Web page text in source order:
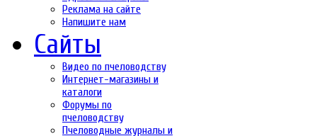
Реклама на сайте
Напишите нам
Сайты
Видео по пчеловодству
Интернет-магазины и
каталоги
Форумы по
пчеловодству
Пчеловодные журналы и